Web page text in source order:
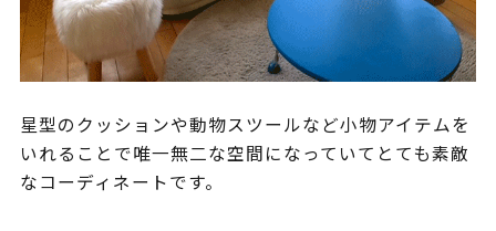
星型のクッションや動物スツールなど小物アイテムを
いれることで唯一無二な空間になっていてとても素敵
なコーディネートです。